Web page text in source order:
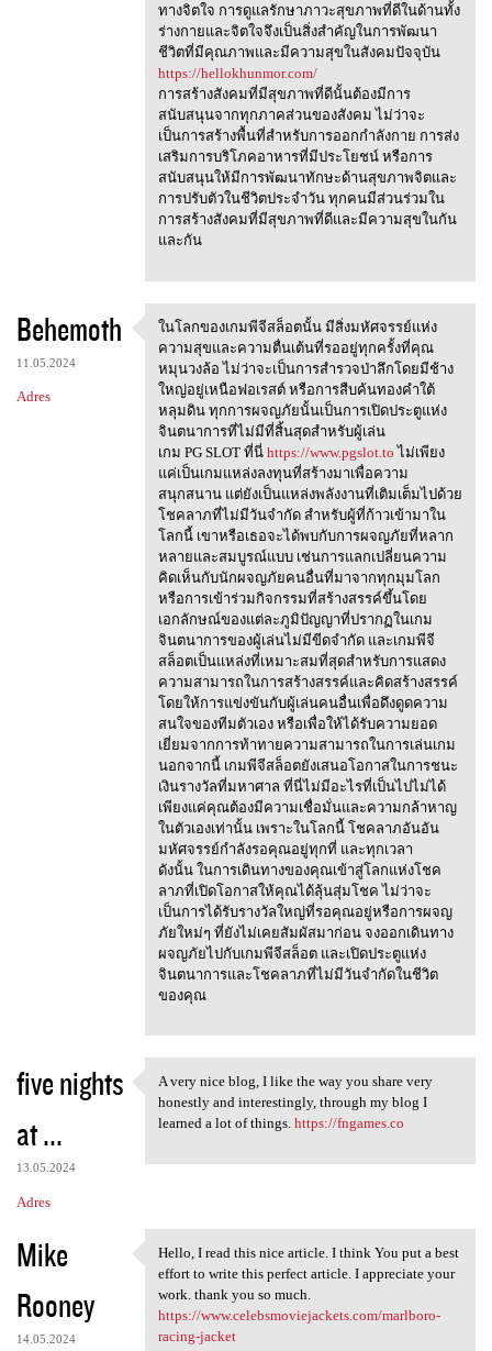
ทางจิตใจ การดูแลรักษาภาวะสุขภาพที่ดีในด้านทั้ง
ร่างกายและจิตใจจึงเป็นสิ่งสำคัญในการพัฒนา
ชีวิตที่มีคุณภาพและมีความสุขในสังคมปัจจุบัน
https://hellokhunmor.com/
การสร้างสังคมที่มีสุขภาพที่ดีนั้นต้องมีการ
สนับสนุนจากทุกภาคส่วนของสังคม ไม่ว่าจะ
เป็นการสร้างพื้นที่สำหรับการออกกำลังกาย การส่ง
เสริมการบริโภคอาหารที่มีประโยชน์ หรือการ
สนับสนุนให้มีการพัฒนาทักษะด้านสุขภาพจิตและ
การปรับตัวในชีวิตประจำวัน ทุกคนมีส่วนร่วมใน
การสร้างสังคมที่มีสุขภาพที่ดีและมีความสุขในกัน
และกัน
Behemoth
11.05.2024
Adres
ในโลกของเกมพีจีสล็อตนั้น
ในโลกของเกมพีจีสล็อตนั้น มีสิ่งมหัศจรรย์แห่ง
ความสุขและความตื่นเต้นที่รออยู่ทุกครั้งที่คุณ
หมุนวงล้อ ไม่ว่าจะเป็นการสำรวจป่าลึกโดยมีช้าง
ใหญ่อยู่เหนือฟอเรสต์ หรือการสืบค้นทองคำใต้
หลุมดิน ทุกการผจญภัยนั้นเป็นการเปิดประตูแห่ง
จินตนาการที่ไม่มีที่สิ้นสุดสำหรับผู้เล่น
เกม PG SLOT ที่นี่ https://www.pgslot.to ไม่เพียง
แค่เป็นเกมแหล่งลงทุนที่สร้างมาเพื่อความ
สนุกสนาน แต่ยังเป็นแหล่งพลังงานที่เติมเต็มไปด้วย
โชคลาภที่ไม่มีวันจำกัด สำหรับผู้ที่ก้าวเข้ามาใน
โลกนี้ เขาหรือเธอจะได้พบกับการผจญภัยที่หลาก
หลายและสมบูรณ์แบบ เช่นการแลกเปลี่ยนความ
คิดเห็นกับนักผจญภัยคนอื่นที่มาจากทุกมุมโลก
หรือการเข้าร่วมกิจกรรมที่สร้างสรรค์ขึ้นโดย
เอกลักษณ์ของแต่ละภูมิปัญญาที่ปรากฏในเกม
จินตนาการของผู้เล่นไม่มีขีดจำกัด และเกมพีจี
สล็อตเป็นแหล่งที่เหมาะสมที่สุดสำหรับการแสดง
ความสามารถในการสร้างสรรค์และคิดสร้างสรรค์
โดยให้การแข่งขันกับผู้เล่นคนอื่นเพื่อดึงดูดความ
สนใจของทีมตัวเอง หรือเพื่อให้ได้รับความยอด
เยี่ยมจากการท้าทายความสามารถในการเล่นเกม
นอกจากนี้ เกมพีจีสล็อตยังเสนอโอกาสในการชนะ
เงินรางวัลที่มหาศาล ที่นี่ไม่มีอะไรที่เป็นไปไม่ได้
เพียงแค่คุณต้องมีความเชื่อมั่นและความกล้าหาญ
ในตัวเองเท่านั้น เพราะในโลกนี้ โชคลาภอันอัน
มหัศจรรย์กำลังรอคุณอยู่ทุกที่ และทุกเวลา
ดังนั้น ในการเดินทางของคุณเข้าสู่โลกแห่งโชค
ลาภที่เปิดโอกาสให้คุณได้ลุ้นสุ่มโชค ไม่ว่าจะ
เป็นการได้รับรางวัลใหญ่ที่รอคุณอยู่หรือการผจญ
ภัยใหม่ๆ ที่ยังไม่เคยสัมผัสมาก่อน จงออกเดินทาง
ผจญภัยไปกับเกมพีจีสล็อต และเปิดประตูแห่ง
จินตนาการและโชคลาภที่ไม่มีวันจำกัดในชีวิต
ของคุณ
five nights
at ...
13.05.2024
Adres
A very nice blog, I like the
A very nice blog, I like the way you share very
honestly and interestingly, through my blog I
learned a lot of things. https://fngames.co
Mike
Rooney
14.05.2024
Hello, I read this nice
Hello, I read this nice article. I think You put a best
effort to write this perfect article. I appreciate your
work. thank you so much.
https://www.celebsmoviejackets.com/marlboro-
racing-jacket